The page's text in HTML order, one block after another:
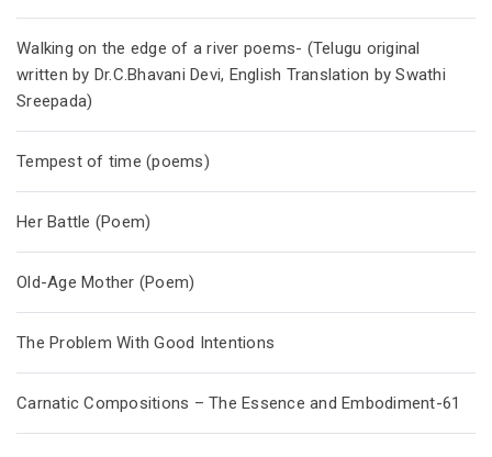
Walking on the edge of a river poems- (Telugu original
written by Dr.C.Bhavani Devi, English Translation by Swathi
Sreepada)
Tempest of time (poems)
Her Battle (Poem)
Old-Age Mother (Poem)
The Problem With Good Intentions
Carnatic Compositions – The Essence and Embodiment-61